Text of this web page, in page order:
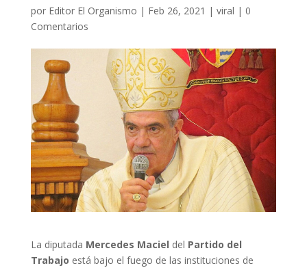
por Editor El Organismo | Feb 26, 2021 | viral | 0
Comentarios
La diputada Mercedes Maciel del Partido del
Trabajo está bajo el fuego de las instituciones de